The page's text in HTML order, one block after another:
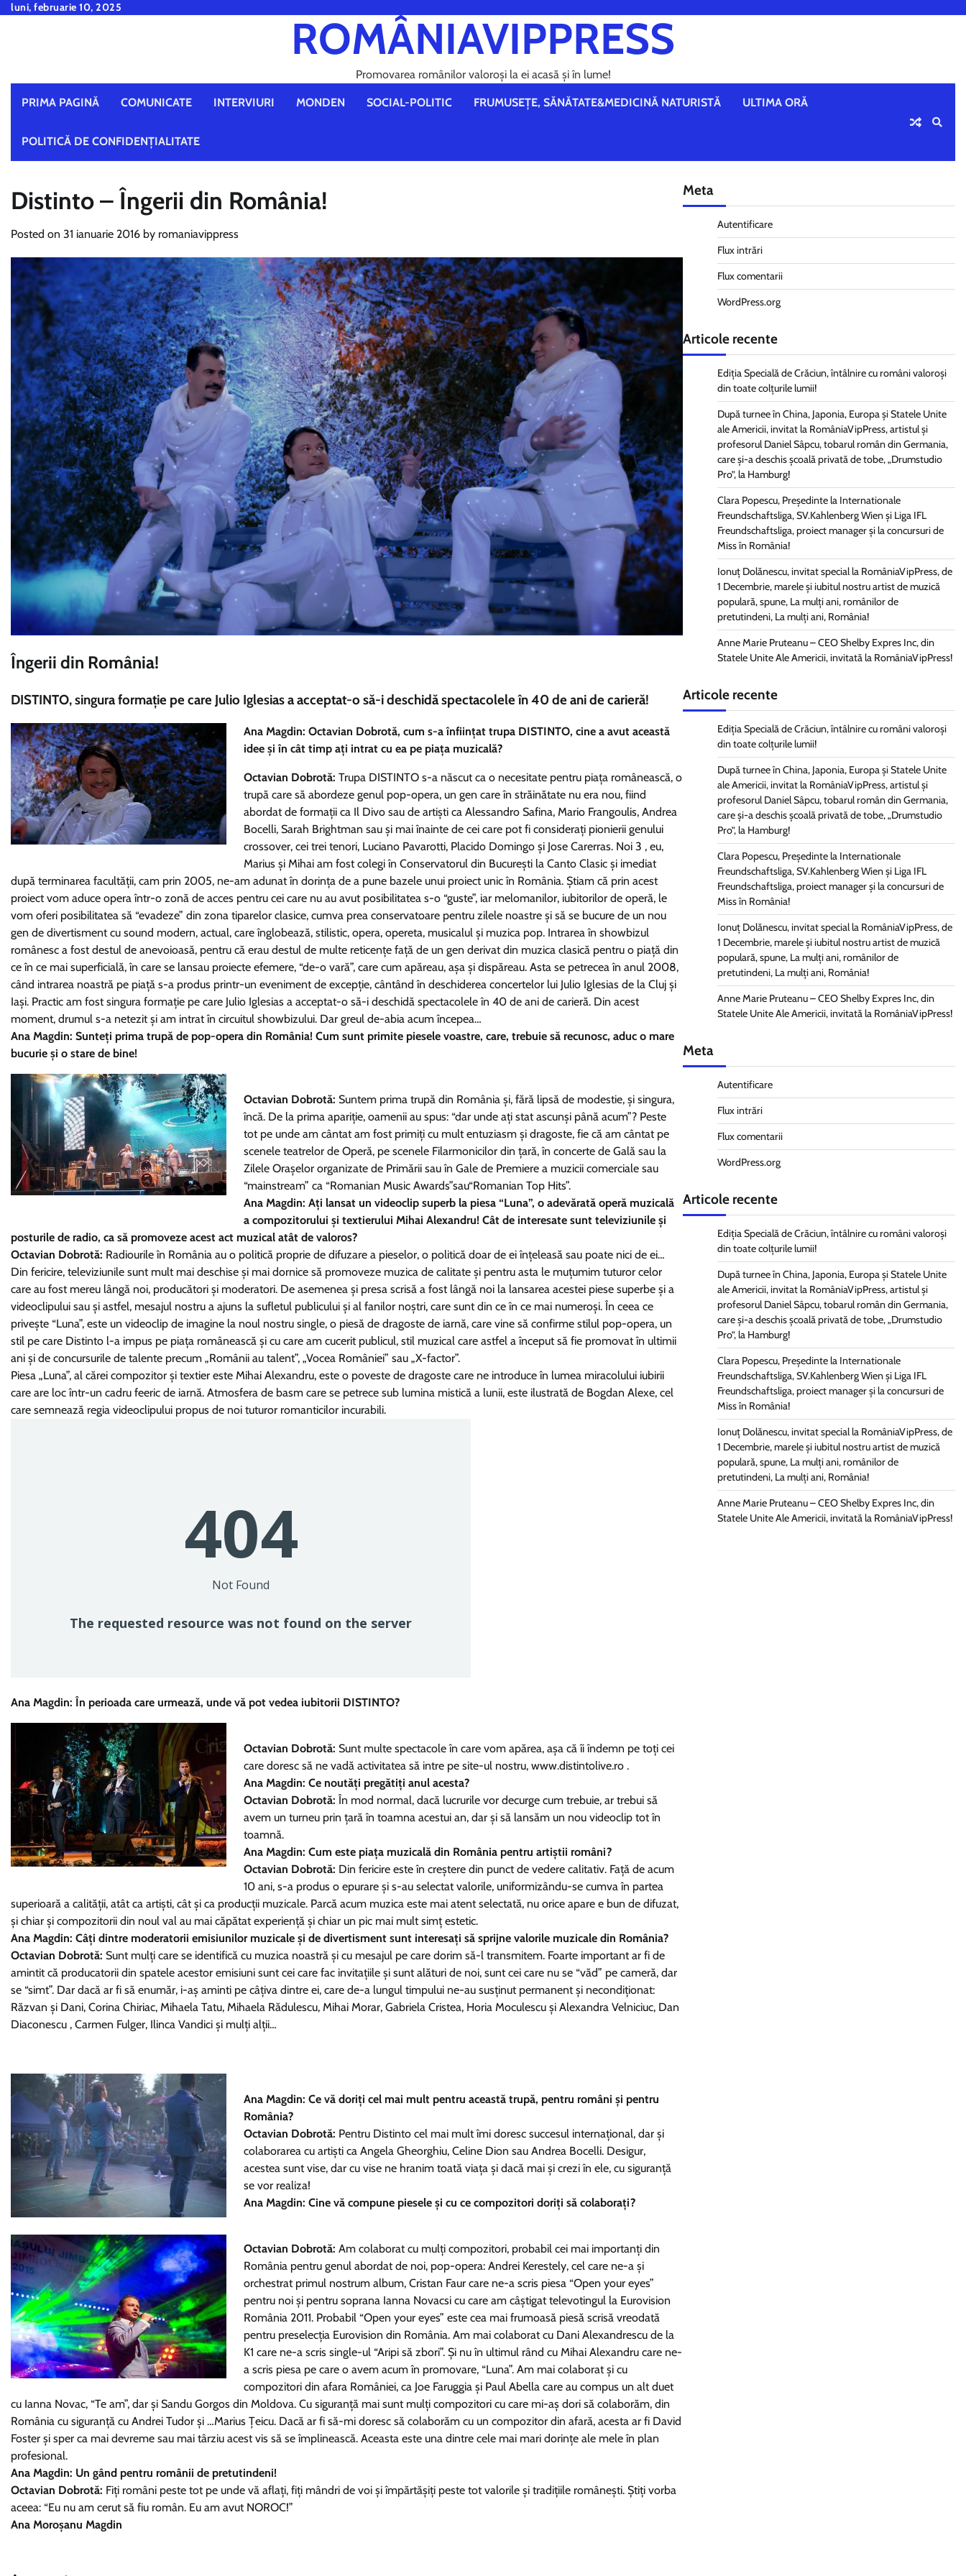
Skipluni, februarie 10, 2025
ROMÂNIAVIPPRESS
Promovarea românilor valoroși la ei acasă și în lume!
PRIMA PAGINĂ COMUNICATE INTERVIURI MONDEN SOCIAL-POLITIC FRUMUSEȚE, SĂNĂTATE&MEDICINĂ NATURISTĂ ULTIMA ORĂ
POLITICĂ DE CONFIDENȚIALITATE
Distinto – Îngerii din România!
Posted on 31 ianuarie 2016 by romaniavippress
Îngerii din România!
DISTINTO, singura formație pe care Julio Iglesias a acceptat-o să-i deschidă spectacolele în 40 de ani de carieră!
Ana Magdin: Octavian Dobrotă, cum s-a înființat trupa DISTINTO, cine a avut această
idee și în cât timp ați intrat cu ea pe piața muzicală?
Octavian Dobrotă: Trupa DISTINTO s-a născut ca o necesitate pentru piața românească, o
trupă care să abordeze genul pop-opera, un gen care în străinătate nu era nou, fiind
abordat de formații ca Il Divo sau de artiști ca Alessandro Safina, Mario Frangoulis, Andrea
Bocelli, Sarah Brightman sau și mai înainte de cei care pot fi considerați pionierii genului
crossover, cei trei tenori, Luciano Pavarotti, Placido Domingo și Jose Carerras. Noi 3 , eu,
Marius și Mihai am fost colegi în Conservatorul din București la Canto Clasic și imediat
după terminarea facultății, cam prin 2005, ne-am adunat în dorința de a pune bazele unui proiect unic în România. Știam că prin acest
proiect vom aduce opera într-o zonă de acces pentru cei care nu au avut posibilitatea s-o “guste”, iar melomanilor, iubitorilor de operă, le
vom oferi posibilitatea să “evadeze” din zona tiparelor clasice, cumva prea conservatoare pentru zilele noastre și să se bucure de un nou
gen de divertisment cu sound modern, actual, care înglobează, stilistic, opera, opereta, musicalul și muzica pop. Intrarea în showbizul
românesc a fost destul de anevoioasă, pentru că erau destul de multe reticențe față de un gen derivat din muzica clasică pentru o piață din
ce în ce mai superficială, în care se lansau proiecte efemere, “de-o vară”, care cum apăreau, așa și dispăreau. Asta se petrecea în anul 2008,
când intrarea noastră pe piață s-a produs printr-un eveniment de excepție, cântând în deschiderea concertelor lui Julio Iglesias de la Cluj și
Iași. Practic am fost singura formație pe care Julio Iglesias a acceptat-o să-i deschidă spectacolele în 40 de ani de carieră. Din acest
moment, drumul s-a netezit și am intrat în circuitul showbizului. Dar greul de-abia acum începea…
Ana Magdin: Sunteți prima trupă de pop-opera din România! Cum sunt primite piesele voastre, care, trebuie să recunosc, aduc o mare
bucurie și o stare de bine!
Octavian Dobrotă: Suntem prima trupă din România și, fără lipsă de modestie, și singura,
încă. De la prima apariție, oamenii au spus: “dar unde ați stat ascunși până acum”? Peste
tot pe unde am cântat am fost primiți cu mult entuziasm și dragoste, fie că am cântat pe
scenele teatrelor de Operă, pe scenele Filarmonicilor din țară, în concerte de Gală sau la
Zilele Orașelor organizate de Primării sau în Gale de Premiere a muzicii comerciale sau
“mainstream” ca “Romanian Music Awards”sau“Romanian Top Hits”.
Ana Magdin: Ați lansat un videoclip superb la piesa “Luna”, o adevărată operă muzicală
a compozitorului și textierului Mihai Alexandru! Cât de interesate sunt televiziunile și
posturile de radio, ca să promoveze acest act muzical atât de valoros?
Octavian Dobrotă: Radiourile în România au o politică proprie de difuzare a pieselor, o politică doar de ei înțeleasă sau poate nici de ei…
Din fericire, televiziunile sunt mult mai deschise și mai dornice să promoveze muzica de calitate și pentru asta le muțumim tuturor celor
care au fost mereu lângă noi, producători și moderatori. De asemenea și presa scrisă a fost lângă noi la lansarea acestei piese superbe și a
videoclipului sau și astfel, mesajul nostru a ajuns la sufletul publicului și al fanilor noștri, care sunt din ce în ce mai numeroși. În ceea ce
privește “Luna”, este un videoclip de imagine la noul nostru single, o piesă de dragoste de iarnă, care vine să confirme stilul pop-opera, un
stil pe care Distinto l-a impus pe piața românească și cu care am cucerit publicul, stil muzical care astfel a început să fie promovat în ultimii
ani și de concursurile de talente precum „Românii au talent”, „Vocea României” sau „X-factor”.
Piesa „Luna”, al cărei compozitor și textier este Mihai Alexandru, este o poveste de dragoste care ne introduce în lumea miracolului iubirii
care are loc într-un cadru feeric de iarnă. Atmosfera de basm care se petrece sub lumina mistică a lunii, este ilustrată de Bogdan Alexe, cel
care semnează regia videoclipului propus de noi tuturor romanticilor incurabili.
Ana Magdin: În perioada care urmează, unde vă pot vedea iubitorii DISTINTO?
Octavian Dobrotă: Sunt multe spectacole în care vom apărea, așa că îi îndemn pe toți cei
care doresc să ne vadă activitatea să intre pe site-ul nostru, www.distintolive.ro .
Ana Magdin: Ce noutăți pregătiți anul acesta?
Octavian Dobrotă: În mod normal, dacă lucrurile vor decurge cum trebuie, ar trebui să
avem un turneu prin țară în toamna acestui an, dar și să lansăm un nou videoclip tot în
toamnă.
Ana Magdin: Cum este piața muzicală din România pentru artiștii români?
Octavian Dobrotă: Din fericire este în creștere din punct de vedere calitativ. Față de acum
10 ani, s-a produs o epurare și s-au selectat valorile, uniformizându-se cumva în partea
superioară a calității, atât ca artiști, cât și ca producții muzicale. Parcă acum muzica este mai atent selectată, nu orice apare e bun de difuzat,
și chiar și compozitorii din noul val au mai căpătat experiență și chiar un pic mai mult simț estetic.
Ana Magdin: Câți dintre moderatorii emisiunilor muzicale și de divertisment sunt interesați să sprijne valorile muzicale din România?
Octavian Dobrotă: Sunt mulți care se identifică cu muzica noastră și cu mesajul pe care dorim să-l transmitem. Foarte important ar fi de
amintit că producatorii din spatele acestor emisiuni sunt cei care fac invitațiile și sunt alături de noi, sunt cei care nu se “văd” pe cameră, dar
se “simt”. Dar dacă ar fi să enumăr, i-aș aminti pe câțiva dintre ei, care de-a lungul timpului ne-au susținut permanent și necondiționat:
Răzvan și Dani, Corina Chiriac, Mihaela Tatu, Mihaela Rădulescu, Mihai Morar, Gabriela Cristea, Horia Moculescu și Alexandra Velniciuc, Dan
Diaconescu , Carmen Fulger, Ilinca Vandici și mulți alții…
Ana Magdin: Ce vă doriți cel mai mult pentru această trupă, pentru români și pentru
România?
Octavian Dobrotă: Pentru Distinto cel mai mult îmi doresc succesul internațional, dar și
colaborarea cu artiști ca Angela Gheorghiu, Celine Dion sau Andrea Bocelli. Desigur,
acestea sunt vise, dar cu vise ne hranim toată viața și dacă mai și crezi în ele, cu siguranță
se vor realiza!
Ana Magdin: Cine vă compune piesele și cu ce compozitori doriți să colaborați?
Octavian Dobrotă: Am colaborat cu mulți compozitori, probabil cei mai importanți din
România pentru genul abordat de noi, pop-opera: Andrei Kerestely, cel care ne-a și
orchestrat primul nostrum album, Cristan Faur care ne-a scris piesa “Open your eyes”
pentru noi și pentru soprana Ianna Novacsi cu care am câștigat televotingul la Eurovision
România 2011. Probabil “Open your eyes” este cea mai frumoasă piesă scrisă vreodată
pentru preselecția Eurovision din România. Am mai colaborat cu Dani Alexandrescu de la
K1 care ne-a scris single-ul “Aripi să zbori”. Și nu în ultimul rând cu Mihai Alexandru care ne-
a scris piesa pe care o avem acum în promovare, “Luna”. Am mai colaborat și cu
compozitori din afara României, ca Joe Faruggia și Paul Abella care au compus un alt duet
cu Ianna Novac, “Te am”, dar și Sandu Gorgos din Moldova. Cu siguranță mai sunt mulți compozitori cu care mi-aș dori să colaborăm, din
România cu siguranță cu Andrei Tudor și …Marius Țeicu. Dacă ar fi să-mi doresc să colaborăm cu un compozitor din afară, acesta ar fi David
Foster și sper ca mai devreme sau mai târziu acest vis să se împlinească. Aceasta este una dintre cele mai mari dorințe ale mele în plan
profesional.
Ana Magdin: Un gând pentru românii de pretutindeni!
Octavian Dobrotă: Fiți români peste tot pe unde vă aflați, fiți mândri de voi și împărtășiți peste tot valorile și tradițiile românești. Știți vorba
aceea: “Eu nu am cerut să fiu român. Eu am avut NOROC!”
Ana Moroșanu Magdin
Meta
Autentificare
Flux intrări
Flux comentarii
WordPress.org
Articole recente
Ediția Specială de Crăciun, întâlnire cu români valoroși
din toate colțurile lumii!
După turnee în China, Japonia, Europa și Statele Unite
ale Americii, invitat la RomâniaVipPress, artistul și
profesorul Daniel Sâpcu, tobarul român din Germania,
care și-a deschis școală privată de tobe, „Drumstudio
Pro”, la Hamburg!
Clara Popescu, Președinte la Internationale
Freundschaftsliga, SV.Kahlenberg Wien şi Liga IFL
Freundschaftsliga, proiect manager și la concursuri de
Miss în România!
Ionuț Dolănescu, invitat special la RomâniaVipPress, de
1 Decembrie, marele și iubitul nostru artist de muzică
populară, spune, La mulți ani, românilor de
pretutindeni, La mulți ani, România!
Anne Marie Pruteanu – CEO Shelby Expres Inc, din
Statele Unite Ale Americii, invitată la RomâniaVipPress!
Articole recente
Ediția Specială de Crăciun, întâlnire cu români valoroși
din toate colțurile lumii!
După turnee în China, Japonia, Europa și Statele Unite
ale Americii, invitat la RomâniaVipPress, artistul și
profesorul Daniel Sâpcu, tobarul român din Germania,
care și-a deschis școală privată de tobe, „Drumstudio
Pro”, la Hamburg!
Clara Popescu, Președinte la Internationale
Freundschaftsliga, SV.Kahlenberg Wien şi Liga IFL
Freundschaftsliga, proiect manager și la concursuri de
Miss în România!
Ionuț Dolănescu, invitat special la RomâniaVipPress, de
1 Decembrie, marele și iubitul nostru artist de muzică
populară, spune, La mulți ani, românilor de
pretutindeni, La mulți ani, România!
Anne Marie Pruteanu – CEO Shelby Expres Inc, din
Statele Unite Ale Americii, invitată la RomâniaVipPress!
Meta
Autentificare
Flux intrări
Flux comentarii
WordPress.org
Articole recente
Ediția Specială de Crăciun, întâlnire cu români valoroși
din toate colțurile lumii!
După turnee în China, Japonia, Europa și Statele Unite
ale Americii, invitat la RomâniaVipPress, artistul și
profesorul Daniel Sâpcu, tobarul român din Germania,
care și-a deschis școală privată de tobe, „Drumstudio
Pro”, la Hamburg!
Clara Popescu, Președinte la Internationale
Freundschaftsliga, SV.Kahlenberg Wien şi Liga IFL
Freundschaftsliga, proiect manager și la concursuri de
Miss în România!
Ionuț Dolănescu, invitat special la RomâniaVipPress, de
1 Decembrie, marele și iubitul nostru artist de muzică
populară, spune, La mulți ani, românilor de
pretutindeni, La mulți ani, România!
Anne Marie Pruteanu – CEO Shelby Expres Inc, din
Statele Unite Ale Americii, invitată la RomâniaVipPress!